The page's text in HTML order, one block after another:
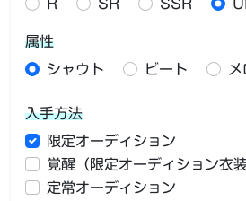
R
SR SSR
属性
シャウト
ビート
入手方法
限定オーディション
覚醒（限定オーディション衣
定常オーディション